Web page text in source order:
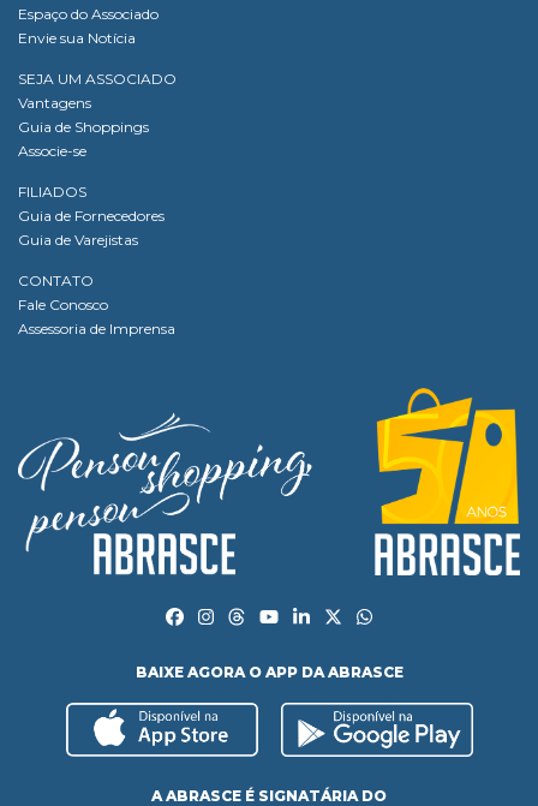
Espaço do Associado
Envie sua Notícia
SEJA UM ASSOCIADO
Vantagens
Guia de Shoppings
Associe-se
FILIADOS
Guia de Fornecedores
Guia de Varejistas
CONTATO
Fale Conosco
Assessoria de Imprensa
BAIXE AGORA O APP DA ABRASCE
A ABRASCE É SIGNATÁRIA DO